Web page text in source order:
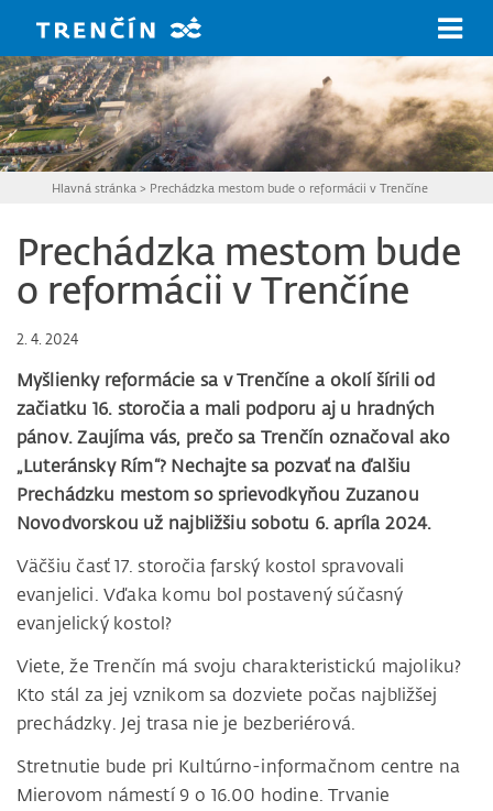
Hlavná stránka > Prechádzka mestom bude o reformácii v Trenčíne
Prechádzka mestom bude
o reformácii v Trenčíne
2. 4. 2024
Myšlienky reformácie sa v Trenčíne a okolí šírili od
začiatku 16. storočia a mali podporu aj u hradných
pánov. Zaujíma vás, prečo sa Trenčín označoval ako
„Luteránsky Rím“? Nechajte sa pozvať na ďalšiu
Prechádzku mestom so sprievodkyňou Zuzanou
Novodvorskou už najbližšiu sobotu 6. apríla 2024.
Väčšiu časť 17. storočia farský kostol spravovali
evanjelici. Vďaka komu bol postavený súčasný
evanjelický kostol?
Viete, že Trenčín má svoju charakteristickú majoliku?
Kto stál za jej vznikom sa dozviete počas najbližšej
prechádzky. Jej trasa nie je bezberiérová.
Stretnutie bude pri Kultúrno-informačnom centre na
Mierovom námestí 9 o 16.00 hodine. Trvanie